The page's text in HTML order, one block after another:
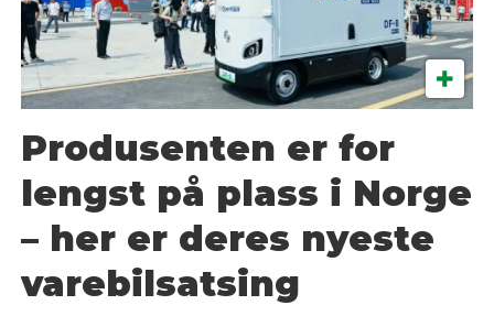
Produsenten er for
lengst på plass i Norge
– her er deres nyeste
varebilsatsing